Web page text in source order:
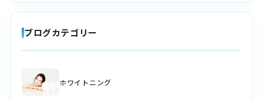
ブログカテゴリー
ホワイトニング